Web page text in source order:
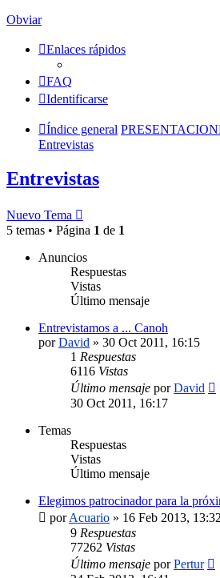
Obviar
Enlaces rápidos
FAQ
Identificarse
Índice general
Entrevistas
Entrevistas
Nuevo Tema
5 temas • Página 1 de 1
Anuncios
Respuestas
Vistas
Último mensaje
Entrevistamos a ... Canoh
porDavid » 30 Oct 2011, 16:15
1 Respuestas
6116 Vistas
Último mensaje porDavid
30 Oct 2011, 16:17
Temas
Respuestas
Vistas
Último mensaje
Elegimos patrocinador para la
porAcuario » 16 Feb 2013, 13:32
9 Respuestas
77262 Vistas
Último mensaje porPertur